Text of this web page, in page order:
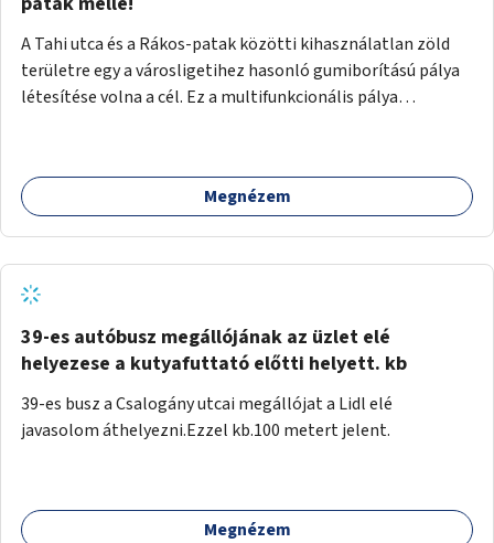
A Tahi utca és a Rákos-patak közötti kihasználatlan zöld
területre egy a városligetihez hasonló gumiborítású pálya
létesítése volna a cél. Ez a multifunkcionális pálya
Megnézem
39-es autóbusz megállójának az üzlet elé
helyezese a kutyafuttató előtti helyett. kb
39-es busz a Csalogány utcai megállójat a Lidl elé
javasolom áthelyezni.Ezzel kb.100 metert jelent.
Megnézem